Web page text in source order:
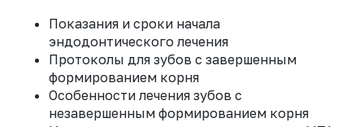
Показания и сроки начала
эндодонтического лечения
Протоколы для зубов с завершенным
формированием корня
Особенности лечения зубов с
незавершенным формированием корня
ИП САМУС Евгений Вадимович
P: +7 909 993-77-75
ЗАКАЗАТЬ ЗВОНОК